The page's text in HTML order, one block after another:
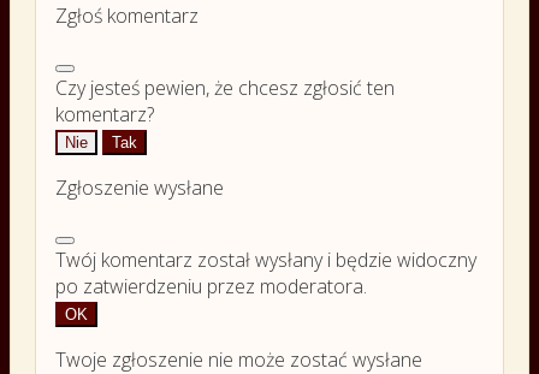
Zgłoś komentarz
Czy jesteś pewien, że chcesz zgłosić ten
komentarz?
Nie Tak
Zgłoszenie wysłane
Twój komentarz został wysłany i będzie widoczny
po zatwierdzeniu przez moderatora.
OK
Twoje zgłoszenie nie może zostać wysłane